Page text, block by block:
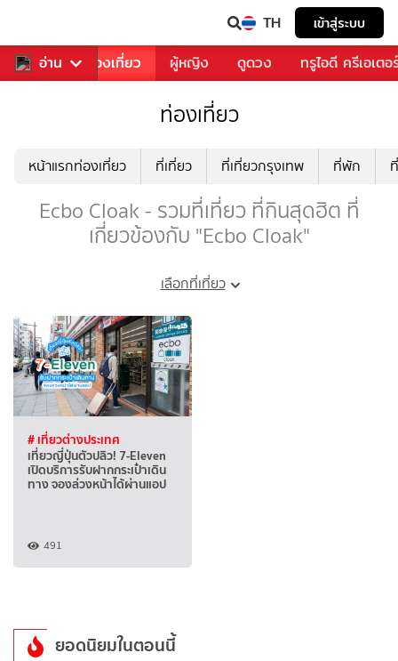
TH เข้าสู่ระบบ
อ่าน
อาหาร ท่องเที่ยว ผู้หญิง ดูดวง ทรูไอดี ครีเอเตอ
ท่องเที่ยว
หน้าแรกท่องเที่ยว ที่เที่ยว ที่เที่ยวกรุงเทพ ที่พัก
Ecbo Cloak - รวมที่เที่ยว ที่กินสุดฮิต ที่
เกี่ยวข้องกับ "Ecbo Cloak"
เลือกที่เที่ยว
# เที่ยวต่างประเทศ
เที่ยวญี่ปุ่นตัวปลิว! 7-Eleven
เปิดบริการรับฝากกระเป๋าเดิน
ทาง จองล่วงหน้าได้ผ่านแอป
491
ยอดนิยมในตอนนี้